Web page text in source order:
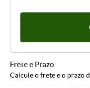
Frete e Prazo
Calcule o frete e o prazo